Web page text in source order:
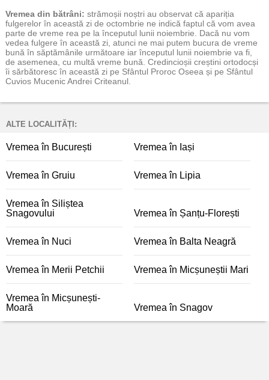
Vremea din bătrâni: strămoșii noștri au observat că apariția
fulgerelor în această zi de octombrie ne indică faptul că vom avea
parte de vreme rea pe la începutul lunii noiembrie. Dacă nu vom
vedea fulgere în această zi, atunci ne mai putem bucura de vreme
bună în săptămânile următoare iar începutul lunii noiembrie va fi,
de asemenea, cu multă vreme bună. Credincioșii creștini ortodocși
îi sărbătoresc în această zi pe Sfântul Proroc Oseea și pe Sfântul
Cuvios Mucenic Andrei Criteanul.
ALTE LOCALITĂȚI:
Vremea în București Vremea în Iași
Vremea în Gruiu Vremea în Lipia
Vremea în Siliștea
Snagovului
Vremea în Șanțu-Florești
Vremea în Nuci Vremea în Balta Neagră
Vremea în Merii Petchii Vremea în Micșuneștii Mari
Vremea în Micșunești-
Moară
Vremea în Snagov